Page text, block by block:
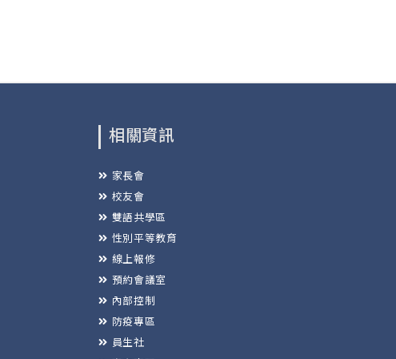
相關資訊
家長會
校友會
雙語共學區
性別平等教育
線上報修
預約會議室
內部控制
防疫專區
員生社